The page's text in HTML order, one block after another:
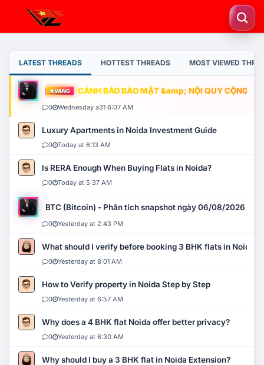
LATEST THREADS HOTTEST THREADS MOST VIEWED
VÀNG CẢNH BÁO BẢO MẬT &amp; NỘI QUY CỘNG
0 Wednesday a31 6:07 AM
Luxury Apartments in Noida Investment Guide
0 Today at 6:13 AM
Is RERA Enough When Buying Flats in Noida?
0 Today at 5:37 AM
BTC (Bitcoin) - Phân tích snapshot ngày 06/08/2026
0 Yesterday at 2:43 PM
What should I verify before booking 3 BHK flats in Noida?
0 Yesterday at 8:01 AM
How to Verify property in Noida Step by Step
0 Yesterday at 6:57 AM
Why does a 4 BHK flat Noida offer better privacy?
0 Yesterday at 6:30 AM
Why should I buy a 3 BHK flat in Noida Extension?